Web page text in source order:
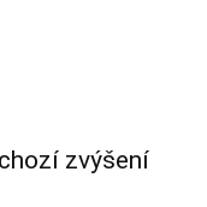
zvýšení